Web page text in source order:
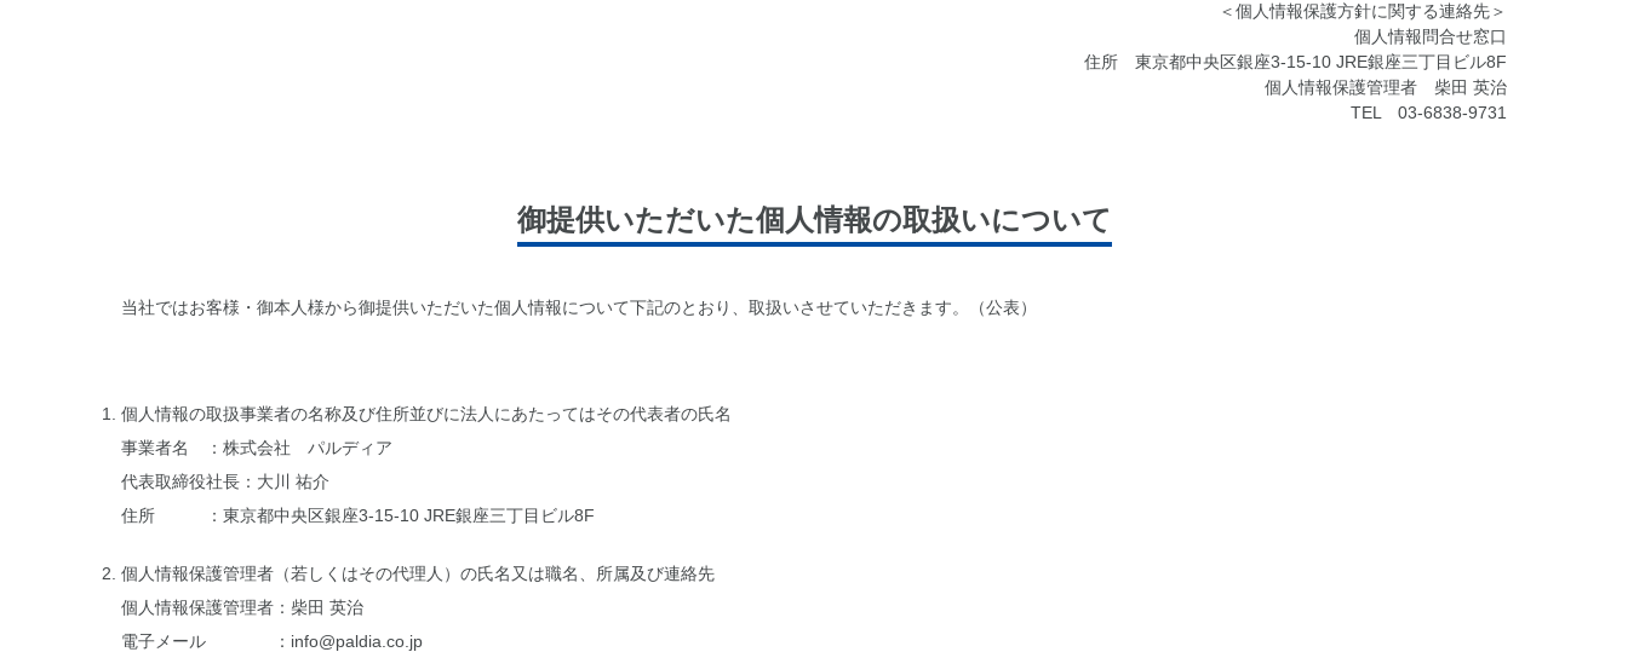
＜個人情報保護方針に関する連絡先＞
個人情報問合せ窓口
住所 東京都中央区銀座3-15-10 JRE銀座三丁目ビル8F
個人情報保護管理者 柴田 英治
TEL 03-6838-9731
御提供いただいた個人情報の取扱いについて
当社ではお客様・御本人様から御提供いただいた個人情報について下記のとおり、取扱いさせていただきます。（公表）
個人情報の取扱事業者の名称及び住所並びに法人にあたってはその代表者の氏名
事業者名 ：株式会社 パルディア
代表取締役社長：大川 祐介
住所 ：東京都中央区銀座3-15-10 JRE銀座三丁目ビル8F
個人情報保護管理者（若しくはその代理人）の氏名又は職名、所属及び連絡先
個人情報保護管理者：柴田 英治
電子メール ：info@paldia.co.jp